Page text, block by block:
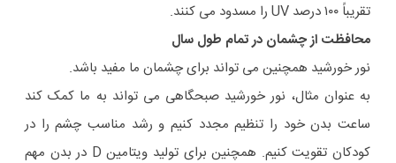
تقریباً ۱۰۰ درصد UV را مسدود می کنند.
محافظت از چشمان در تمام طول سال
نور خورشید همچنین می تواند برای چشمان ما مفید باشد.
به عنوان مثال، نور خورشید صبحگاهی می تواند به ما کمک کند
ساعت بدن خود را تنظیم مجدد کنیم و رشد مناسب چشم را در
کودکان تقویت کنیم. همچنین برای تولید ویتامین D در بدن مهم